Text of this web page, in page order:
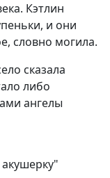
Кэтлин
и они
словно могила.
сказала
либо
ангелы